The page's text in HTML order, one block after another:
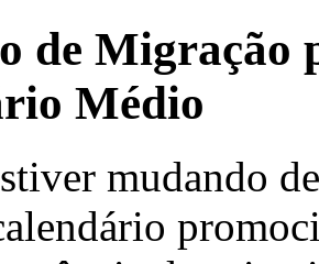
de Migração
Médio
mudando